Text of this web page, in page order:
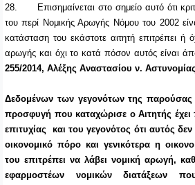
28.
Επισημαίνεται στο σημείο αυτό ότι
του περί Νομικής Αρωγής Νόμου του 2002
κατάσταση του εκάστοτε αιτητή επιτρέπει ή
αρωγής και όχι το κατά πόσον αυτός είναι
255/2014, Αλέξης Αναστασίου ν.
Δεδομένων των γεγονότων της
προσφυγή που καταχώρισε ο Αιτητής έχει
επιτυχίας και του γεγονότος ότι αυτός
οικονομικό πόρο και γενικότερα η
του επιτρέπει να λάβει νομική αρωγή,
εφαρμοστέων νομικών διατάξεων